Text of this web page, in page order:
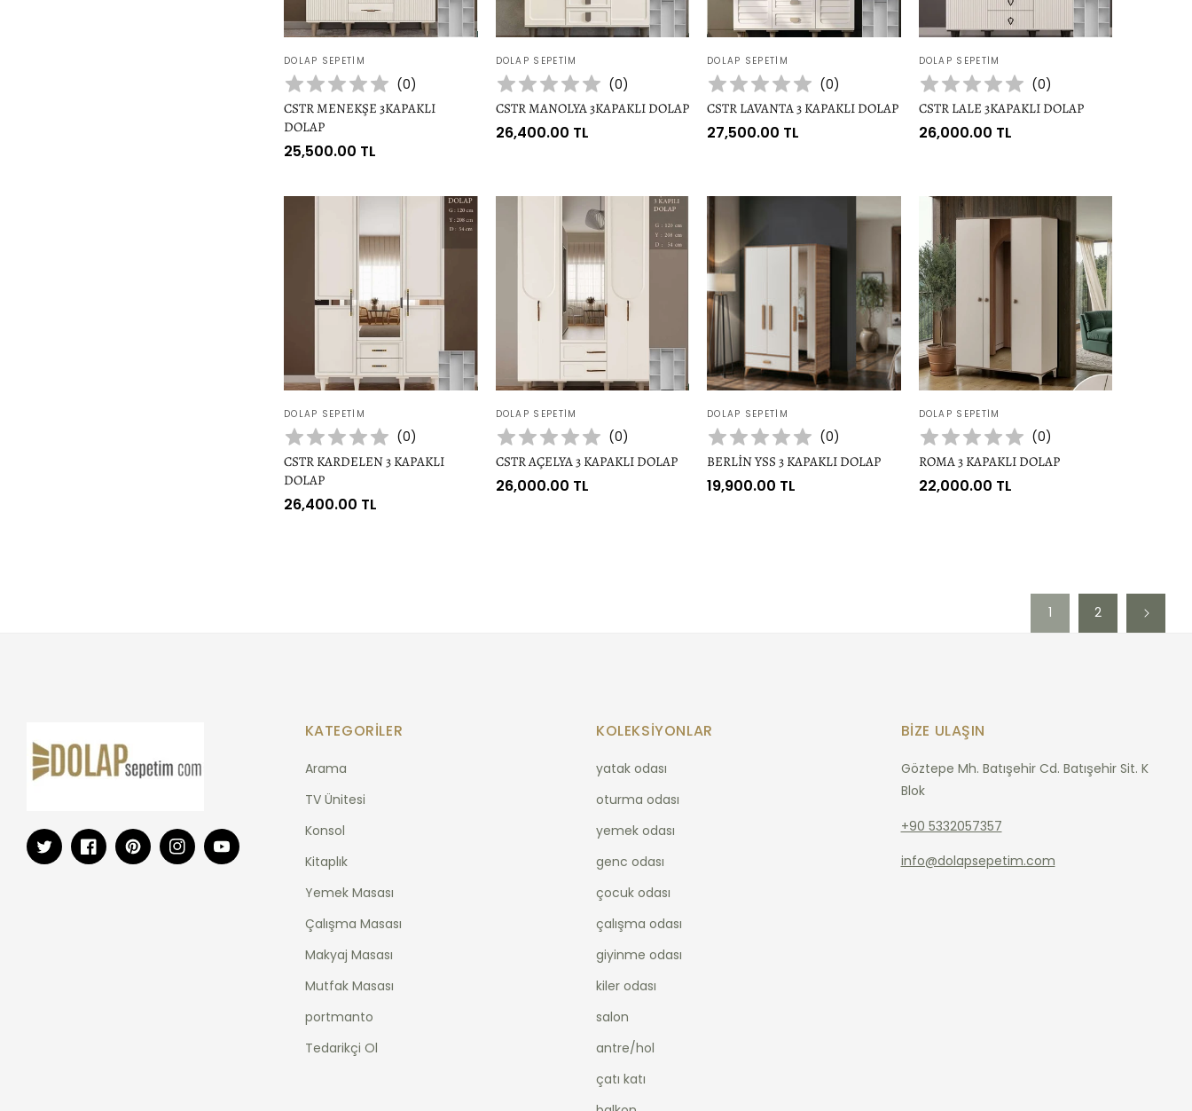
Satıcı:
DOLAP SEPETIM
(0)
CSTR MENEKŞE 3KAPAKLI
DOLAP
Normal
25,500.00 TL
Satıcı:
DOLAP SEPETIM
(0)
CSTR MANOLYA 3KAPAKLI DOLAP
Normal
26,400.00 TL
Satıcı:
DOLAP SEPETIM
(0)
CSTR LAVANTA 3 KAPAKLI DOLAP
Normal
27,500.00 TL
Satıcı:
DOLAP SEPETIM
(0)
CSTR LALE 3KAPAKLI DOLAP
Normal
26,000.00 TL
Satıcı:
DOLAP SEPETIM
(0)
CSTR KARDELEN 3 KAPAKLI
DOLAP
Normal
26,400.00 TL
Satıcı:
DOLAP SEPETIM
(0)
CSTR AÇELYA 3 KAPAKLI DOLAP
Normal
26,000.00 TL
Satıcı:
DOLAP SEPETIM
(0)
BERLİN YSS 3 KAPAKLI DOLAP
Normal
19,900.00 TL
Satıcı:
DOLAP SEPETIM
(0)
ROMA 3 KAPAKLI DOLAP
Normal
22,000.00 TL
1 2
TwitterFacebookPinterestInstagramYouTube
KATEGORILER
Arama
TV Ünitesi
Konsol
Kitaplık
Yemek Masası
Çalışma Masası
Makyaj Masası
Mutfak Masası
portmanto
Tedarikçi Ol
KOLEKSIYONLAR
yatak odası
oturma odası
yemek odası
genc odası
çocuk odası
çalışma odası
giyinme odası
kiler odası
salon
antre/hol
çatı katı
BIZE ULAŞIN
Göztepe Mh. Batışehir Cd. Batışehir Sit. K
Blok
+90 5332057357
info@dolapsepetim.com